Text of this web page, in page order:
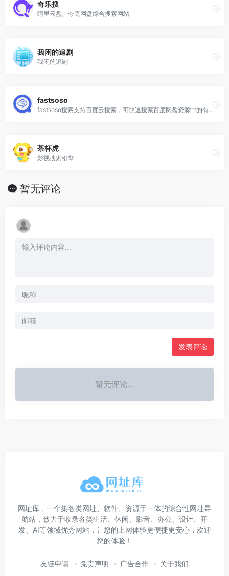
奇乐搜
阿里云盘、夸克网盘综合搜索网站
我闲的追剧
我闲的追剧
fastsoso
fastsoso搜索支持百度云搜索，可快速搜索百度网盘资源中的有效连接，自动识别无效的百度云网盘资源，每天更新海量资源。
茶杯虎
影视搜索引擎
暂无评论
发表评论
暂无评论...
网址库，一个集各类网址、软件、资源于一体的综合性网址导
航站，致力于收录各类生活、休闲、影音、办公、设计、开
发、AI等领域优秀网站，让您的上网体验更便捷更安心，欢迎
您的体验！
友链申请 免责声明 广告合作 关于我们